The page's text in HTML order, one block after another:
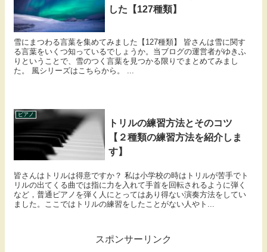
した【127種類】
雪にまつわる言葉を集めてみました【127種類】 皆さんは雪に関す
る言葉をいくつ知っているでしょうか。当ブログの運営者がゆきふ
りということで、雪のつく言葉を見つかる限りでまとめてみまし
た。 風シリーズはこちらから。 ...
ピアノ
トリルの練習方法とそのコツ
【２種類の練習方法を紹介しま
す】
皆さんはトリルは得意ですか？ 私は小学校の時はトリルが苦手でト
リルの出てくる曲では指に力を入れて手首を回転されるように弾く
など，普通ピアノを弾く人にとってはあり得ない演奏方法をしてい
ました。ここではトリルの練習をしたことがない人やト...
スポンサーリンク